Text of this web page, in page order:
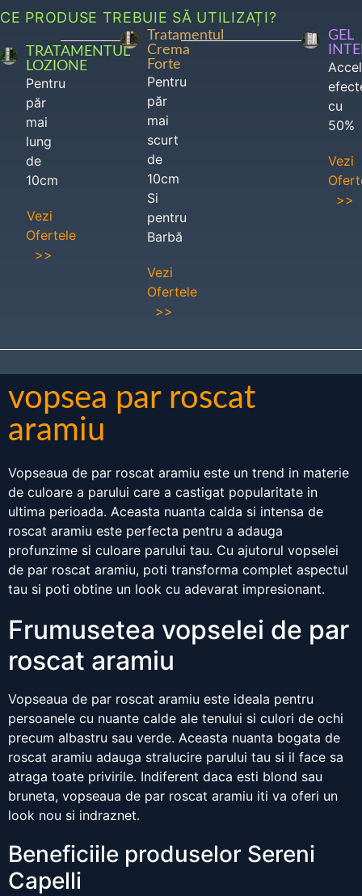
CE PRODUSE TREBUIE SĂ UTILIZAȚI?
TRATAMENTUL
LOZIONE
Pentru
păr
mai
lung
de
10cm
Vezi
Ofertele
>>
Tratamentul
Crema
Forte
Pentru
păr
mai
scurt
de
10cm
Si
pentru
Barbă
Vezi
Ofertele
>>
GEL
cu
50%
Vezi
>>
vopsea par roscat
aramiu
Vopseaua de par roscat aramiu este un trend in materie
de culoare a parului care a castigat popularitate in
ultima perioada. Aceasta nuanta calda si intensa de
roscat aramiu este perfecta pentru a adauga
profunzime si culoare parului tau. Cu ajutorul vopselei
de par roscat aramiu, poti transforma complet aspectul
tau si poti obtine un look cu adevarat impresionant.
Frumusetea vopselei de par
roscat aramiu
Vopseaua de par roscat aramiu este ideala pentru
persoanele cu nuante calde ale tenului si culori de ochi
precum albastru sau verde. Aceasta nuanta bogata de
roscat aramiu adauga stralucire parului tau si il face sa
atraga toate privirile. Indiferent daca esti blond sau
bruneta, vopseaua de par roscat aramiu iti va oferi un
look nou si indraznet.
Beneficiile produselor Sereni
Capelli